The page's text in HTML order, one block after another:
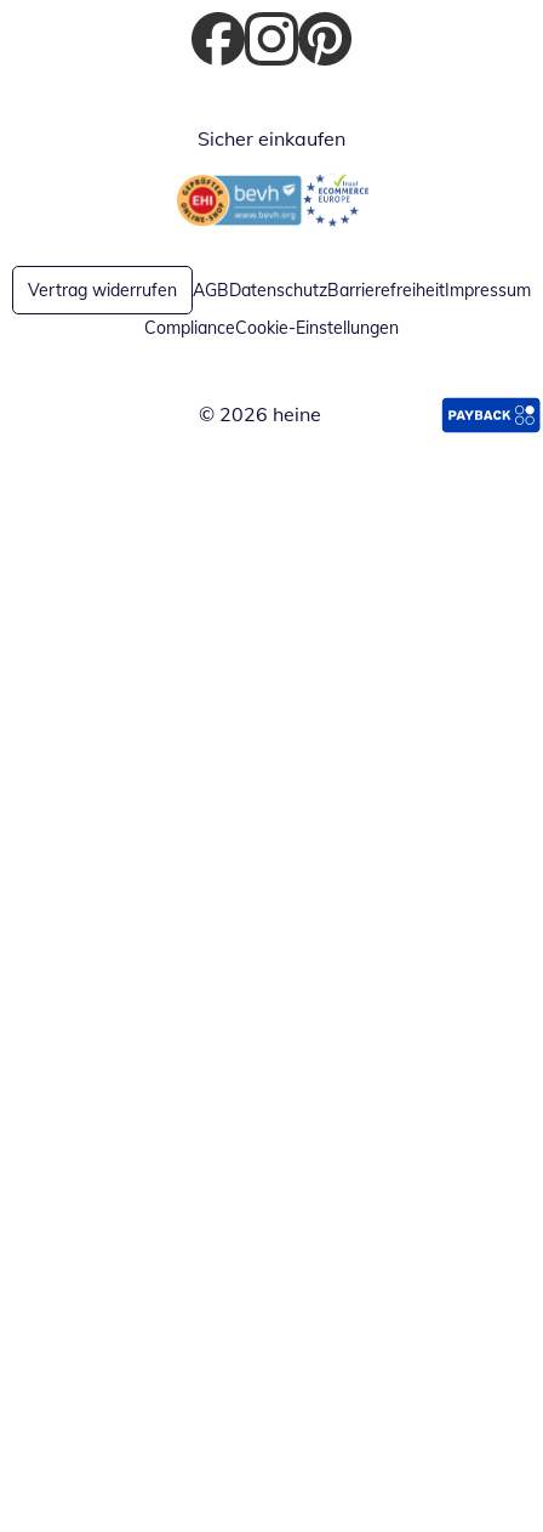
Öffnet in neuem Fenster
Öffnet in neuem Fenster
Öffnet in neuem Fenster
Sicher einkaufen
Öffnet in neuem FensterÖffnet in neuem Fenster
Vertrag widerrufen AGBDatenschutzBarrierefreiheitImpressum
ComplianceCookie-Einstellungen
© 2026 heine